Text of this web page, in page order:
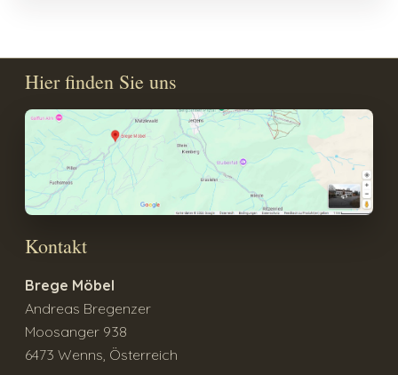
Hier finden Sie uns
Kontakt
Brege Möbel
Andreas Bregenzer
Moosanger 938
6473 Wenns, Österreich